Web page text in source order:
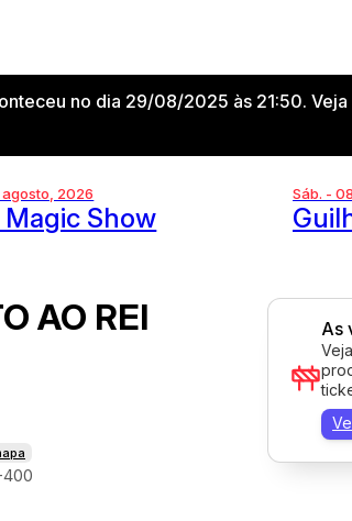
no dia 29/08/2025 às 21:50.
2026
Magic Show
Sáb. -
AO REI
As